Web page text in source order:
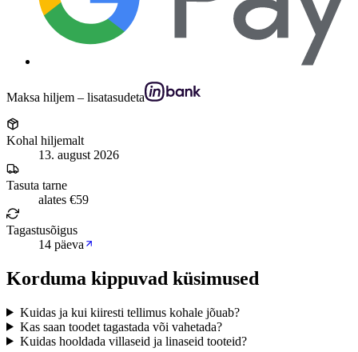
Maksa hiljem – lisatasudeta
Kohal hiljemalt
13. august 2026
Tasuta tarne
alates €59
Tagastusõigus
14 päeva
Korduma kippuvad küsimused
Kuidas ja kui kiiresti tellimus kohale jõuab?
Kas saan toodet tagastada või vahetada?
Kuidas hooldada villaseid ja linaseid tooteid?